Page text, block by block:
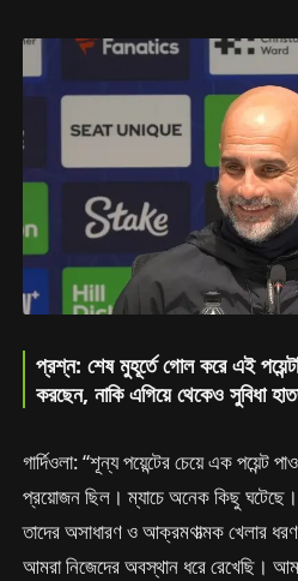
প্রশ্ন: শেষ মুহূর্তে গোল করে এই
করছেন, নাকি এগিয়ে থেকেও সুবিধা
গার্দিওলা: “শূন্য পয়েন্টের চেয়ে এক পয়েন্ট
প্রয়োজন ছিল। ম্যাচে অনেক কিছু
তাদের অসাধারণ ও আক্রমণাত্মক খেলার
আমরা নিজেদের অবস্থান ধরে রেখেছি।